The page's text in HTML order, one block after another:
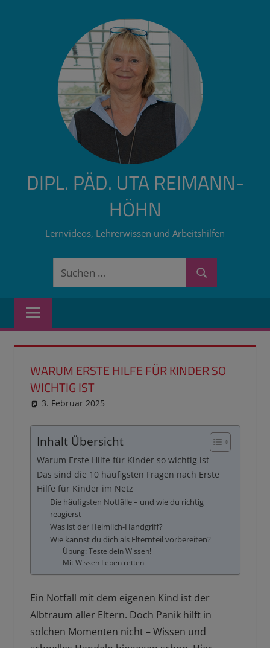
DIPL. PÄD. UTA REIMANN-
HÖHN
Lernvideos, Lehrerwissen und Arbeitshilfen
Suchen
Suchen
WARUM ERSTE HILFE FÜR KINDER SO
WICHTIG IST
3. Februar 2025
Inhalt Übersicht
Warum Erste Hilfe für Kinder so wichtig ist
Das sind die 10 häufigsten Fragen nach Erste
Hilfe für Kinder im Netz
Die häufigsten Notfälle – und wie du richtig
reagierst
Was ist der Heimlich-Handgriff?
Wie kannst du dich als Elternteil vorbereiten?
Übung: Teste dein Wissen!
Mit Wissen Leben retten
Ein Notfall mit dem eigenen Kind ist der
Albtraum aller Eltern. Doch Panik hilft in
solchen Momenten nicht – Wissen und